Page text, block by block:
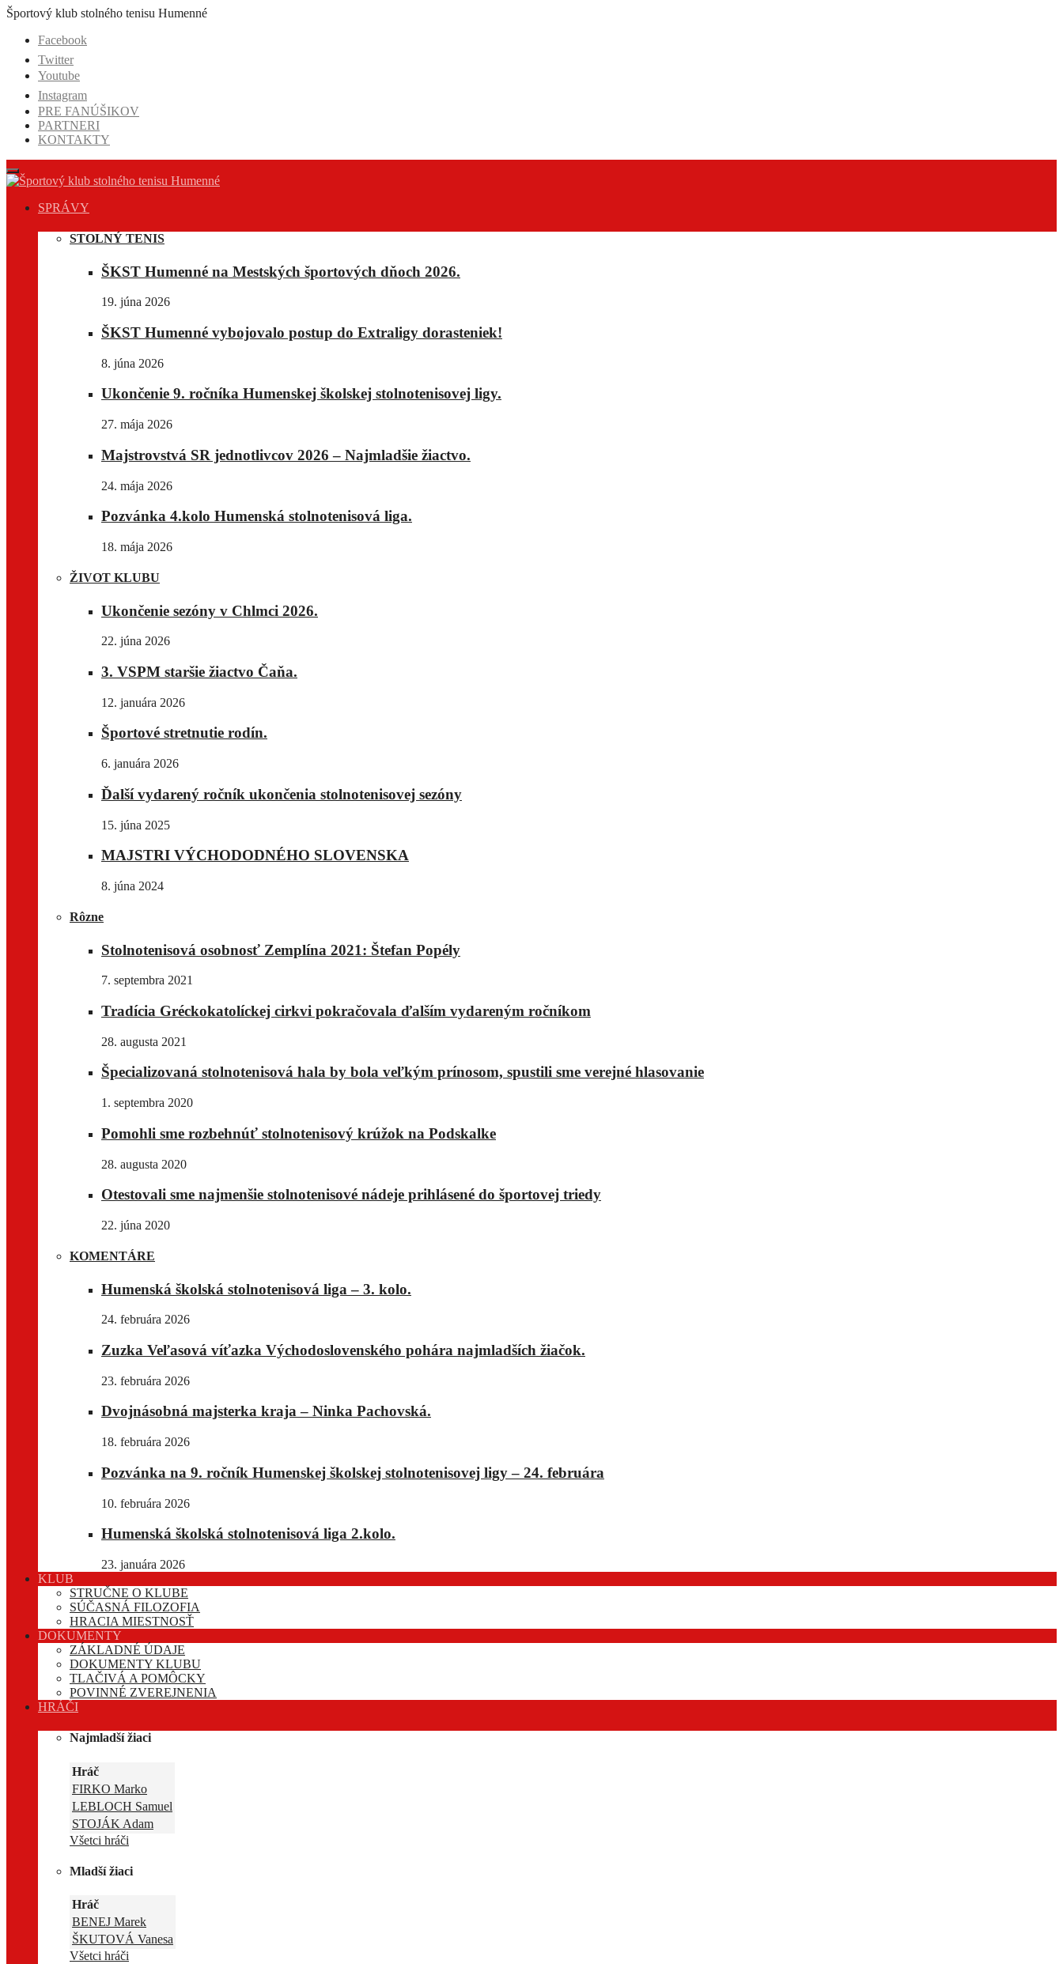
Prejsť
obsah
Športový klub stolného tenisu Humenné
Facebook
Twitter
Youtube
Instagram
PRE FANÚŠIKOV
PARTNERI
KONTAKTY
SPRÁVY
STOLNÝ TENIS
ŠKST Humenné na Mestských športových dňoch 2026.
19. júna 2026
ŠKST Humenné vybojovalo postup do Extraligy dorasteniek!
8. júna 2026
Ukončenie 9. ročníka Humenskej školskej stolnotenisovej ligy.
27. mája 2026
Majstrovstvá SR jednotlivcov 2026 – Najmladšie žiactvo.
24. mája 2026
Pozvánka 4.kolo Humenská stolnotenisová liga.
18. mája 2026
ŽIVOT KLUBU
Ukončenie sezóny v Chlmci 2026.
22. júna 2026
3. VSPM staršie žiactvo Čaňa.
12. januára 2026
Športové stretnutie rodín.
6. januára 2026
Ďalší vydarený ročník ukončenia stolnotenisovej sezóny
15. júna 2025
MAJSTRI VÝCHODODNÉHO SLOVENSKA
8. júna 2024
Rôzne
Stolnotenisová osobnosť Zemplína 2021: Štefan Popély
7. septembra 2021
Tradícia Gréckokatolíckej cirkvi pokračovala ďalším vydareným ročníkom
28. augusta 2021
Špecializovaná stolnotenisová hala by bola veľkým prínosom, spustili sme verejné hlasovanie
1. septembra 2020
Pomohli sme rozbehnúť stolnotenisový krúžok na Podskalke
28. augusta 2020
Otestovali sme najmenšie stolnotenisové nádeje prihlásené do športovej triedy
22. júna 2020
KOMENTÁRE
Humenská školská stolnotenisová liga – 3. kolo.
24. februára 2026
Zuzka Veľasová víťazka Východoslovenského pohára najmladších žiačok.
23. februára 2026
Dvojnásobná majsterka kraja – Ninka Pachovská.
18. februára 2026
Pozvánka na 9. ročník Humenskej školskej stolnotenisovej ligy – 24. februára
10. februára 2026
Humenská školská stolnotenisová liga 2.kolo.
23. januára 2026
KLUB
STRUČNE O KLUBE
SÚČASNÁ FILOZOFIA
HRACIA MIESTNOSŤ
DOKUMENTY
ZÁKLADNÉ ÚDAJE
DOKUMENTY KLUBU
TLAČIVÁ A POMÔCKY
POVINNÉ ZVEREJNENIA
HRÁČI
Najmladší žiaci
Hráč
FIRKO Marko
LEBLOCH Samuel
STOJÁK Adam
Všetci hráči
Mladší žiaci
Hráč
BENEJ Marek
ŠKUTOVÁ Vanesa
Všetci hráči